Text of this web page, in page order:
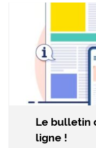
Le bulletin
ligne !